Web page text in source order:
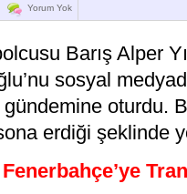
Yorum Yok
Barış Alper
sosyal
gündemine
erdiği şeklinde